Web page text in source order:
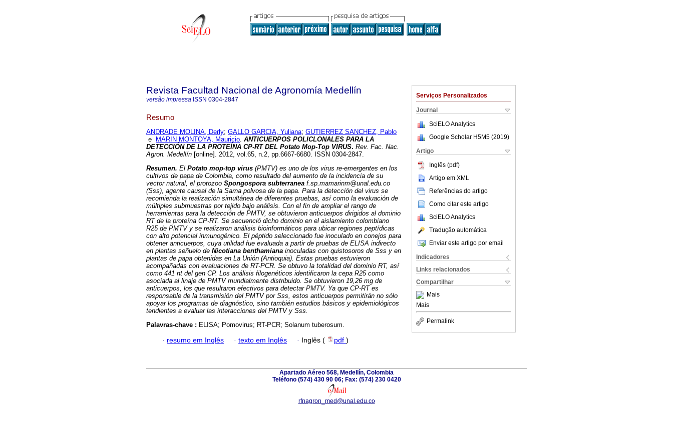
Serviços Personalizados
Journal
SciELO Analytics
Google Scholar H5M5 (2019)
Artigo
Inglês (pdf)
Artigo em XML
Referências do artigo
Como citar este artigo
SciELO Analytics
Tradução automática
Enviar este artigo por email
Indicadores
Links relacionados
Compartilhar
Mais
Mais
Permalink
Revista Facultad Nacional de Agronomía Medellín
versão impressa ISSN 0304-2847
Resumo
ANDRADE MOLINA, Derly; GALLO GARCIA, Yuliana; GUTIERREZ SANCHEZ, Pablo
e
MARIN MONTOYA, Mauricio. ANTICUERPOS POLICLONALES PARA LA
DETECCIÓN DE LA PROTEÍNA CP-RT DEL Potato Mop-Top VIRUS. Rev. Fac. Nac.
Agron. Medellín [online]. 2012, vol.65, n.2, pp.6667-6680. ISSN 0304-2847.
Resumen. El Potato mop-top virus (PMTV) es uno de los virus re-emergentes en los
cultivos de papa de Colombia, como resultado del aumento de la incidencia de su
vector natural, el protozoo Spongospora subterranea f.sp.mamarinm@unal.edu.co
(Sss), agente causal de la Sarna polvosa de la papa. Para la detección del virus se
recomienda la realización simultánea de diferentes pruebas, así como la evaluación de
múltiples submuestras por tejido bajo análisis. Con el fin de ampliar el rango de
herramientas para la detección de PMTV, se obtuvieron anticuerpos dirigidos al dominio
RT de la proteína CP-RT. Se secuenció dicho dominio en el aislamiento colombiano
R25 de PMTV y se realizaron análisis bioinformáticos para ubicar regiones peptídicas
con alto potencial inmunogénico. El péptido seleccionado fue inoculado en conejos para
obtener anticuerpos, cuya utilidad fue evaluada a partir de pruebas de ELISA indirecto
en plantas señuelo de Nicotiana benthamiana inoculadas con quistosoros de Sss y en
plantas de papa obtenidas en La Unión (Antioquia). Estas pruebas estuvieron
acompañadas con evaluaciones de RT-PCR. Se obtuvo la totalidad del dominio RT, así
como 441 nt del gen CP. Los análisis filogenéticos identificaron la cepa R25 como
asociada al linaje de PMTV mundialmente distribuido. Se obtuvieron 19,26 mg de
anticuerpos, los que resultaron efectivos para detectar PMTV. Ya que CP-RT es
responsable de la transmisión del PMTV por Sss, estos anticuerpos permitirán no sólo
apoyar los programas de diagnóstico, sino también estudios básicos y epidemiológicos
tendientes a evaluar las interacciones del PMTV y Sss.
Palavras-chave : ELISA; Pomovirus; RT-PCR; Solanum tuberosum.
· resumo em Inglês · texto em Inglês · Inglês ( pdf )
Apartado Aéreo 568, Medellín, Colombia
Teléfono (574) 430 90 06; Fax: (574) 230 0420
rfnagron_med@unal.edu.co